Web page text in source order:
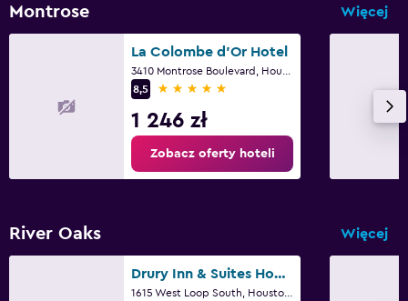
Montrose Więcej
La Colombe d'Or Hotel
8,5
5 gwiazdek
1 246 zł
Zobacz oferty hoteli
River Oaks Więcej
Drury Inn & Suites Houston Near the Galleria